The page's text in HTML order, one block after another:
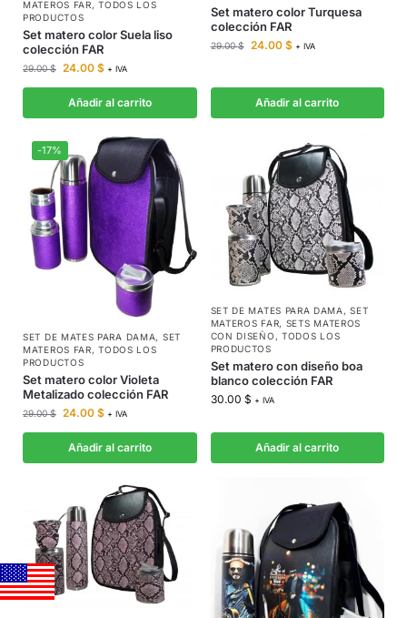
MATEROS FAR,TODOS LOS
PRODUCTOS
Set matero color Suela liso
colección FAR
29.00$ 24.00 $ + IVA
Añadir al carrito
Set matero color Turquesa
colección FAR
29.00$ 24.00 $ + IVA
Añadir al carrito
-17%
SET DE MATES PARA DAMA, SET
MATEROS FAR,TODOS LOS
PRODUCTOS
Set matero color Violeta
Metalizado colección FAR
29.00$ 24.00 $ + IVA
Añadir al carrito
SET DE MATES PARA DAMA ,SET
MATEROS FAR, SETS MATEROS
CON DISEÑO , TODOS LOS
PRODUCTOS
Set matero con diseño boa
blanco colección FAR
30.00 $ + IVA
Añadir al carrito